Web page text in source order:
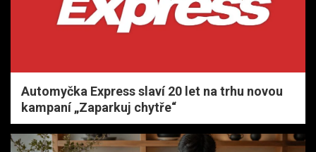
Automyčka Express slaví 20 let na trhu novou
kampaní „Zaparkuj chytře“